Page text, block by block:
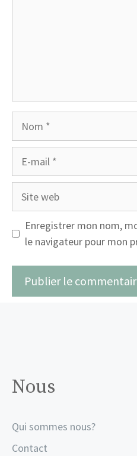
Site
Enregistrer mon nom,
le navigateur pour mon
Nous
Qui sommes nous?
Contact